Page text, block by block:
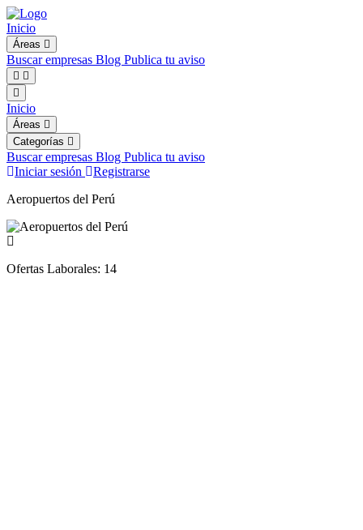
Inicio
Áreas
Buscar empresas Blog Publica tu aviso
Inicio
Áreas
Categorías
Buscar empresas Blog Publica tu aviso
Iniciar sesión
Registrarse
Aeropuertos del Perú
Ofertas Laborales: 14